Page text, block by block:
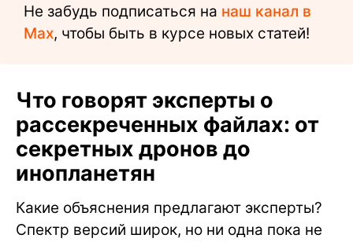
Не забудь подписаться на наш канал в
Max, чтобы быть в курсе новых статей!
Что говорят эксперты о
рассекреченных файлах: от
секретных дронов до
инопланетян
Какие объяснения предлагают эксперты?
Спектр версий широк, но ни одна пока не